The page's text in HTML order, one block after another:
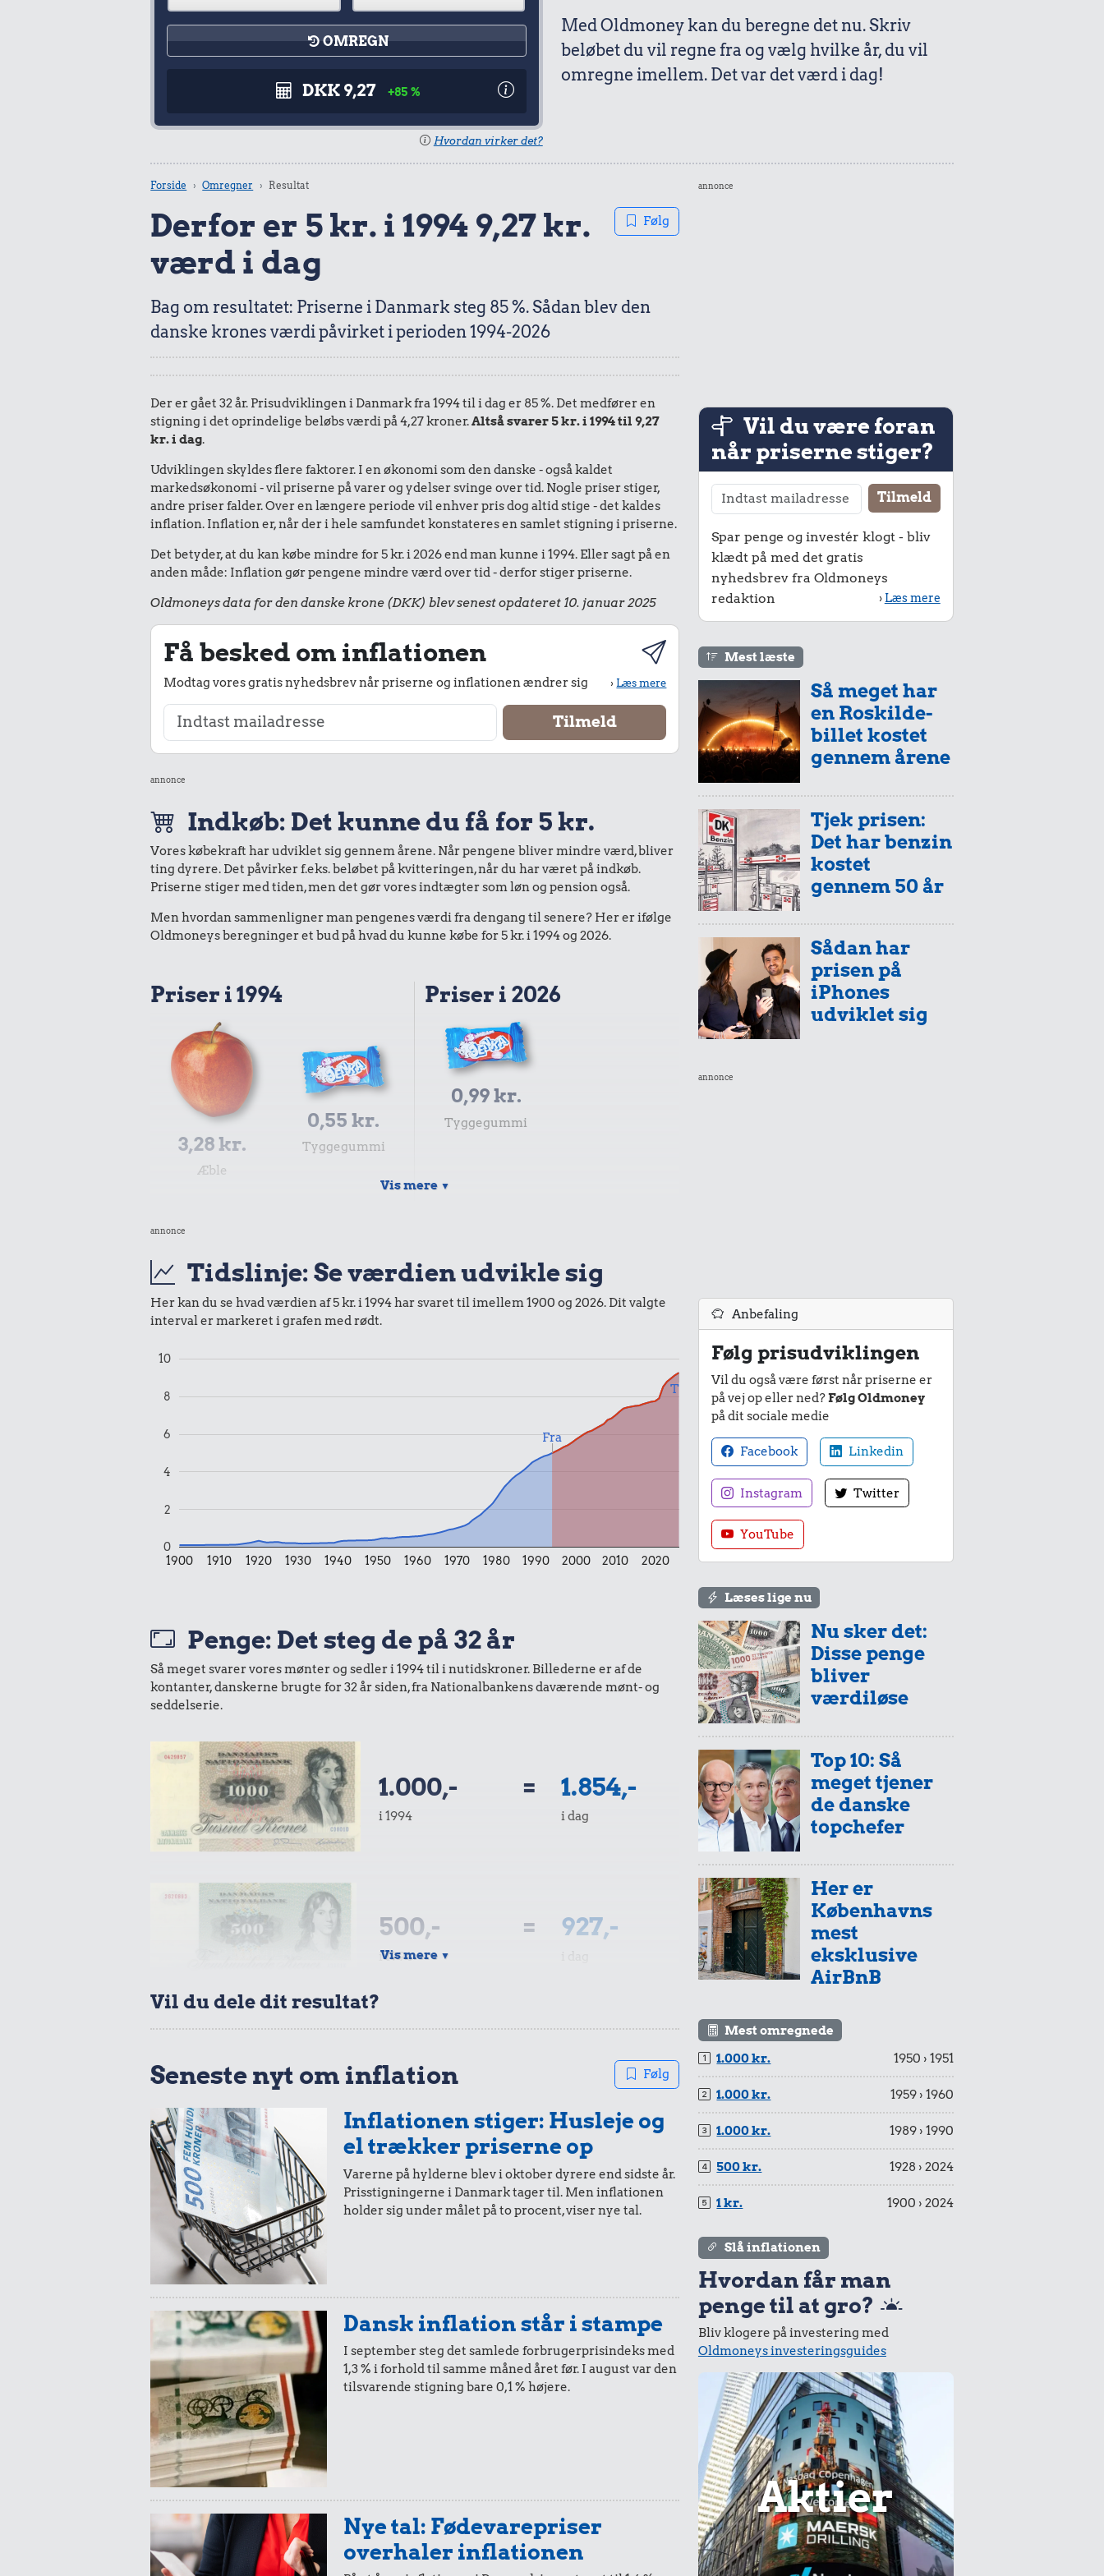
OMREGN
DKK 9,27 +85 %
Hvordan virker det?
Med Oldmoney kan du beregne det nu. Skriv
beløbet du vil regne fra og vælg hvilke år, du vil
omregne imellem. Det var det værd i dag!
Forside Omregner Resultat
Derfor er 5 kr. i 1994 9,27 kr.
værd i dag
Følg
Bag om resultatet: Priserne i Danmark steg 85 %. Sådan blev den
danske krones værdi påvirket i perioden 1994-2026
Der er gået 32 år. Prisudviklingen i Danmark fra 1994 til i dag er 85 %. Det medfører en
stigning i det oprindelige beløbs værdi på 4,27 kroner.Altså svarer 5 kr. i 1994 til 9,27
kr. i dag.
Udviklingen skyldes flere faktorer. I en økonomi som den danske - også kaldet
markedsøkonomi - vil priserne på varer og ydelser svinge over tid. Nogle priser stiger,
andre priser falder. Over en længere periode vil enhver pris dog altid stige - det kaldes
inflation. Inflation er, når der i hele samfundet konstateres en samlet stigning i priserne.
Det betyder, at du kan købe mindre for 5 kr. i 2026 end man kunne i 1994. Eller sagt på en
anden måde: Inflation gør pengene mindre værd over tid - derfor stiger priserne.
Oldmoneys data for den danske krone (DKK) blev senest opdateret 10. januar 2025
Få besked om inflationen
Modtag vores gratis nyhedsbrev når priserne og inflationen ændrer sig ›Læs mere
annonce
Indkøb: Det kunne du få for 5 kr.
Vores købekraft har udviklet sig gennem årene. Når pengene bliver mindre værd, bliver
ting dyrere. Det påvirker f.eks. beløbet på kvitteringen, når du har været på indkøb.
Priserne stiger med tiden, men det gør vores indtægter som løn og pension også.
Men hvordan sammenligner man pengenes værdi fra dengang til senere? Her er ifølge
Oldmoneys beregninger et bud på hvad du kunne købe for 5 kr. i 1994 og 2026.
Priser i 1994
3,28 kr.
Æble
0,55 kr.
Tyggegummi
Priser i 2026
0,99 kr.
Tyggegummi
Udvalgte varer fra danskernes indkøbskurv gennem tiderne. Priser i nutidskroner er estimeret af
Oldmoney. Priser i datidskroner er på baggrund af forbrugerprisindekset fra Danmarks Statistik.
Vis mere ▼
annonce
Tidslinje: Se værdien udvikle sig
Her kan du se hvad værdien af 5 kr. i 1994 har svaret til imellem 1900 og 2026. Dit valgte
interval er markeret i grafen med rødt.
1900 1910 1920 1930 1940 1950 1960 1970 1980 1990 2000 2010 2020
0
2
4
6
8
10
Fra
Til
Penge: Det steg de på 32 år
Så meget svarer vores mønter og sedler i 1994 til i nutidskroner. Billederne er af de
kontanter, danskerne brugte for 32 år siden, fra Nationalbankens daværende mønt- og
seddelserie.
1.000,-
i 1994
= 1.854,-
i dag
500,-
i 1994
= 927,-
100,- 185,-
50,- = 93,-
20,-
i 1994
= 37,-
i dag
i 1994 i dag
Vis mere ▼
Vil du dele dit resultat?
Seneste nyt om inflation Følg
Inflationen stiger: Husleje og
el trækker priserne op
Varerne på hylderne blev i oktober dyrere end sidste år.
Prisstigningerne i Danmark tager til. Men inflationen
holder sig under målet på to procent, viser nye tal.
Dansk inflation står i stampe
I september steg det samlede forbrugerprisindeks med
1,3 % i forhold til samme måned året før. I august var den
tilsvarende stigning bare 0,1 % højere.
Nye tal: Fødevarepriser
overhaler inflationen
annonce
Vil du være foran
når priserne stiger?
Spar penge og investér klogt - bliv
klædt på med det gratis
nyhedsbrev fra Oldmoneys
redaktion
› Læs mere
Mest læste
Så meget har
en Roskilde-
billet kostet
gennem årene
Tjek prisen:
Det har benzin
kostet
gennem 50 år
Sådan har
prisen på
iPhones
udviklet sig
annonce
Anbefaling
Følg prisudviklingen
Vil du også være først når priserne er
på vej op eller ned?Følg Oldmoney
på dit sociale medie
Facebook Linkedin
Instagram Twitter
YouTube
Læses lige nu
Nu sker det:
Disse penge
bliver
værdiløse
Top 10: Så
meget tjener
de danske
topchefer
Her er
Københavns
mest
eksklusive
AirBnB
Mest omregnede
1.000 kr.
1950 › 1951
1.000 kr. 1959 › 1960
1.000 kr. 1989 › 1990
500 kr. 1928 › 2024
1 kr. 1900 › 2024
Slå inflationen
Hvordan får man
penge til at gro?
Bliv klogere på investering med
Oldmoneys investeringsguides
Aktier